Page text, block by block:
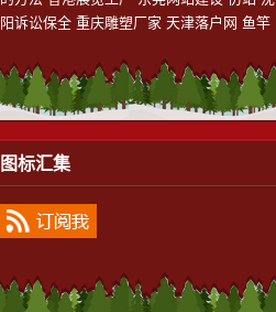
阳诉讼保全 重庆雕塑厂家 天津落户网 鱼竿
图标汇集